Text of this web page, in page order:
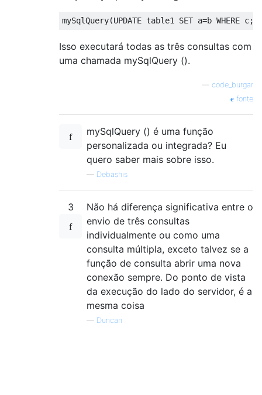
mySqlQuery(UPDATE table1 SET a=b WHERE c;
Isso executará todas as três consultas com
uma chamada mySqlQuery ().
code_burgar
fonte
mySqlQuery () é uma função
personalizada ou integrada? Eu
quero saber mais sobre isso.
— Debashis
3
Não há diferença significativa entre o
envio de três consultas
individualmente ou como uma
consulta múltipla, exceto talvez se a
função de consulta abrir uma nova
conexão sempre. Do ponto de vista
da execução do lado do servidor, é a
mesma coisa
— Duncan